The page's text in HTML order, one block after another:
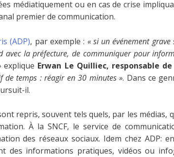
médiatiquement ou en cas de crise
premier de communication.
(ADP), par exemple : « si un événement
avec la préfecture, de communiquer pour
explique Erwan Le Quilliec, responsable
de temps : réagir en 30 minutes ». Dans ce
il.
repris, souvent tels quels, par les médias,
À la SNCF, le service de
des réseaux sociaux. Idem chez ADP:
des informations pratiques, vidéos ou